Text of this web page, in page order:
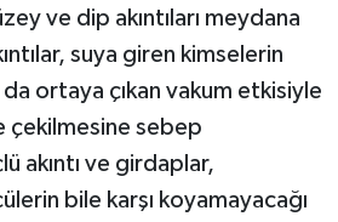
ve dip akıntıları meydana
suya giren kimselerin
ortaya çıkan vakum etkisiyle
çekilmesine sebep
akıntı ve girdaplar,
bile karşı koyamayacağı